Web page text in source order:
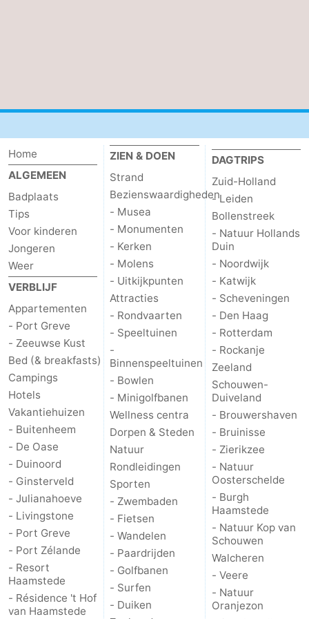
Hollands
Duin
Noordwijk
-
Katwijk
-
Scheveningen
-
Den
Haag
-
Rotterdam
-
Rockanje
Zeeland
Schouwen-
Duiveland
-
Brouwershaven
-
Bruinisse
-
Zierikzee
-
Natuur
Oosterschelde
Burgh
Haamstede
Natuur
Kop
van
Walcheren
-
Veere
-
Home
ALGEMEEN
Badplaats
Tips
Voor kinderen
Jongeren
Weer
VERBLIJF
Appartementen
- Port Greve
- Zeeuwse Kust
Bed (& breakfasts)
Campings
Hotels
Vakantiehuizen
- Buitenheem
- De Oase
- Duinoord
- Ginsterveld
- Julianahoeve
- Livingstone
- Port Greve
- Port Zélande
- Resort
Haamstede
- Résidence 't Hof
van Haamstede
ZIEN & DOEN
Strand
Bezienswaardigheden
- Musea
- Monumenten
- Kerken
- Molens
- Uitkijkpunten
Attracties
- Rondvaarten
- Speeltuinen
-
Binnenspeeltuinen
- Bowlen
- Minigolfbanen
Wellness centra
Dorpen & Steden
Natuur
Rondleidingen
Sporten
- Zwembaden
- Fietsen
- Wandelen
- Paardrijden
- Golfbanen
- Surfen
- Duiken
DAGTRIPS
Zuid-Holland
- Leiden
Bollenstreek
- Natuur Hollands
Duin
- Noordwijk
- Katwijk
- Scheveningen
- Den Haag
- Rotterdam
- Rockanje
Zeeland
Schouwen-
Duiveland
- Brouwershaven
- Bruinisse
- Zierikzee
- Natuur
Oosterschelde
- Burgh
Haamstede
- Natuur Kop van
Schouwen
Walcheren
- Veere
- Natuur
Oranjezon